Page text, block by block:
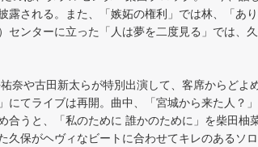
露される。また、「嫉妬の権利」では林、「あ
センターに立った「人は夢を二度見る」では、
奈や古田新太らが特別出演して、客席からどよ
にてライブは再開。曲中、「宮城から来た人？
うと、「私のために 誰かのために」を柴田柚
保がヘヴィなビートに合わせてキレのあるソ